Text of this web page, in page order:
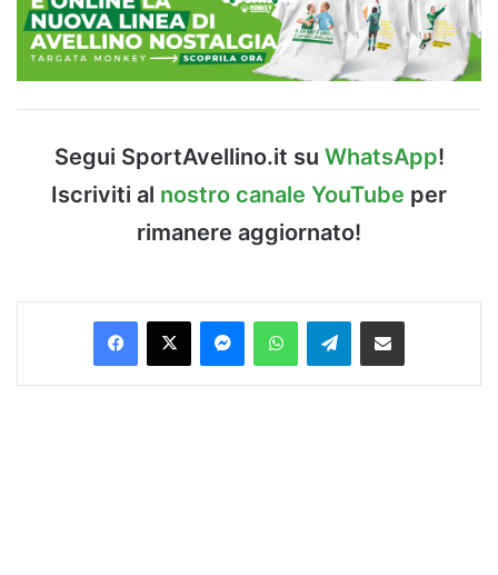
Segui SportAvellino.it su WhatsApp!
Iscriviti al nostro canale YouTube per
rimanere aggiornato!
Facebook
X MessengerWhatsAppTelegramCondividi via Email